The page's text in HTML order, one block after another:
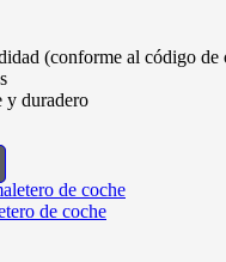
(conforme al código
y duradero
de coche